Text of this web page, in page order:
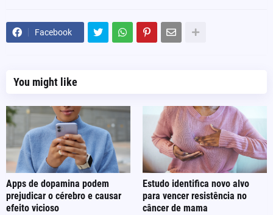
Facebook
You might like
Apps de dopamina podem
prejudicar o cérebro e causar
efeito vicioso
Estudo identifica novo alvo
para vencer resistência no
câncer de mama